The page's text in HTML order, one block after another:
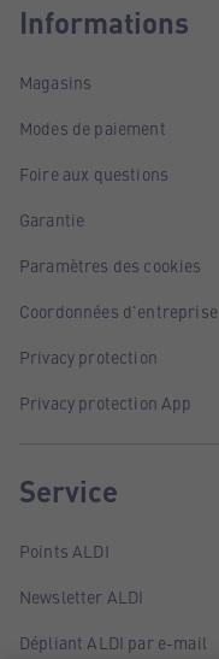
Informations
Magasins
Modes de paiement
Foire aux questions
Garantie
Paramètres des cookies
Coordonnées d'entreprise
Privacy protection
Privacy protection App
Service
Points ALDI
Newsletter ALDI
Dépliant ALDI par e-mail